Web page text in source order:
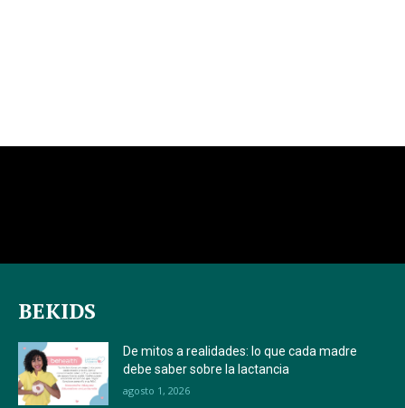
BEKIDS
De mitos a realidades: lo que cada madre
debe saber sobre la lactancia
agosto 1, 2026